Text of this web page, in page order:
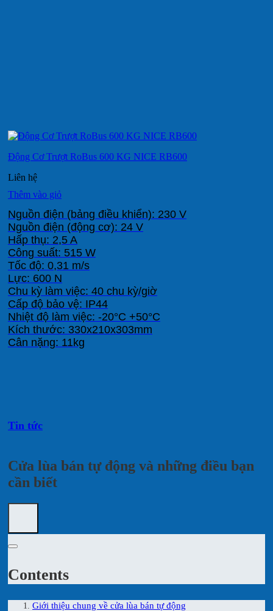
Động Cơ Trượt RoBus 600 KG NICE RB600
Liên hệ
Thêm vào giỏ
Nguồn điện (bảng điều khiển): 230 V
Nguồn điện (động cơ): 24 V
Hấp thụ: 2,5 A
Công suất: 515 W
Tốc độ: 0,31 m/s
Lực: 600 N
Chu kỳ làm việc: 40 chu kỳ/giờ
Cấp độ bảo vệ: IP44
Nhiệt độ làm việc: -20°C +50°C
Kích thước: 330x210x303mm
Cân nặng: 11kg
Tin tức
Cửa lùa bán tự động và những điều bạn
cần biết
Contents
Giới thiệu chung về cửa lùa bán tự động